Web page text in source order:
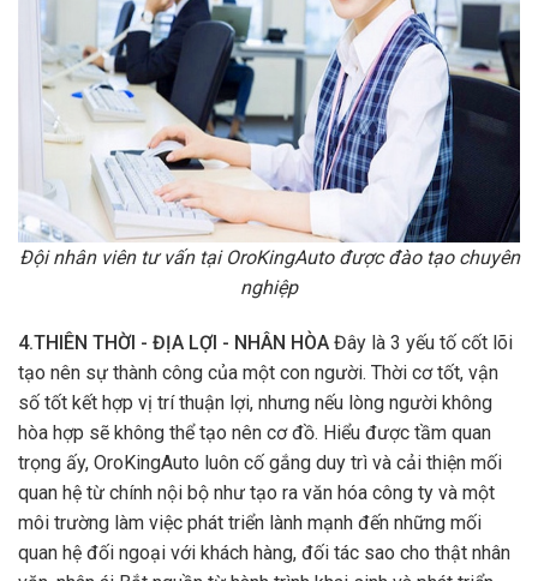
Đội nhân viên tư vấn tại OroKingAuto được đào tạo chuyên
nghiệp
4.THIÊN THỜI - ĐỊA LỢI - NHÂN HÒA Đây là 3 yếu tố cốt lõi
tạo nên sự thành công của một con người. Thời cơ tốt, vận
số tốt kết hợp vị trí thuận lợi, nhưng nếu lòng người không
hòa hợp sẽ không thể tạo nên cơ đồ. Hiểu được tầm quan
trọng ấy, OroKingAuto luôn cố gắng duy trì và cải thiện mối
quan hệ từ chính nội bộ như tạo ra văn hóa công ty và một
môi trường làm việc phát triển lành mạnh đến những mối
quan hệ đối ngoại với khách hàng, đối tác sao cho thật nhân